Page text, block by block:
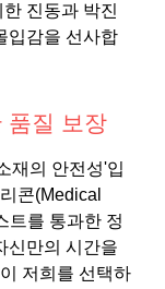
진동과 박진
입감을 선사합
품질 보장
재의 안전성'입
콘(Medical
트를 통과한 정
신만의 시간을
저희를 선택하